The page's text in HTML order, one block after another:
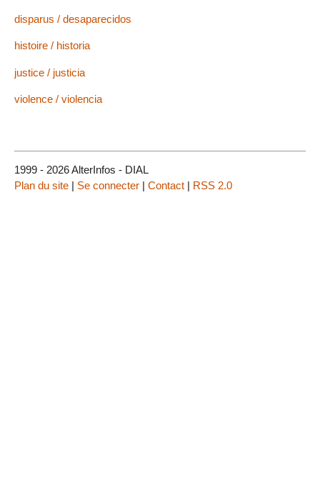
disparus / desaparecidos
histoire / historia
justice / justicia
violence / violencia
1999 - 2026 AlterInfos - DIAL
Plan du site | Se connecter | Contact | RSS 2.0